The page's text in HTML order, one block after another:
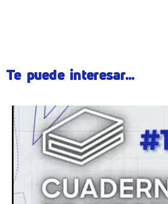
Te puede interesar...